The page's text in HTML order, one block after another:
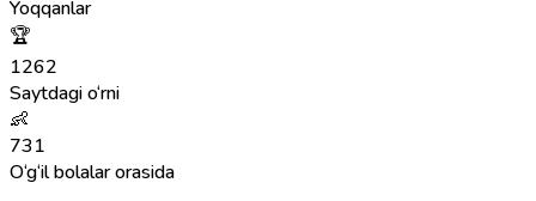
Yoqqanlar
🏆
1262
Saytdagi o‘rni
👶
731
O‘g‘il bolalar orasida